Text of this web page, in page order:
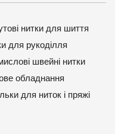
нитки для шиття
для рукоділля
швейні нитки
обладнання
для ниток і пряжі